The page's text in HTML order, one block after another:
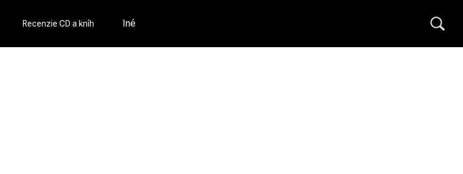
Recenzie CD a kníh Iné